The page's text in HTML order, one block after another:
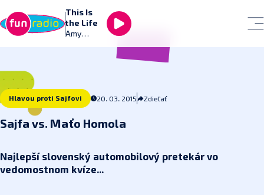
This Is
the Life
Amy
Hlavou proti Sajfovi 20. 03. 2015 Zdieľať
Sajfa vs. Maťo Homola
Najlepší slovenský automobilový pretekár vo
vedomostnom kvíze...